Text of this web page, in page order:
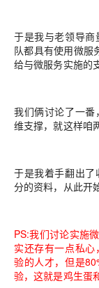
于是我与老领导
队都具有使用微服
给与微服务实施的
我们俩讨论了一
维支撑，就这样咱
于是我着手翻出了
分的资料，从此开
PS:我们讨论实施
实还存有一点私
验的人才，但是
验，这就是鸡生蛋